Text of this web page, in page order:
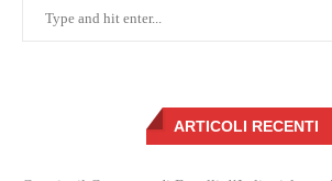
ARTICOLI RECENTI